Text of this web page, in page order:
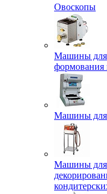
Овоскопы
Машины для
формования
Машины
Машины для